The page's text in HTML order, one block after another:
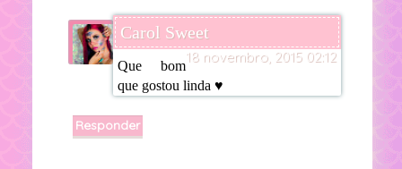
Carol Sweet
18 novembro, 2015 02:12
Que bom
que gostou linda ♥
Responder